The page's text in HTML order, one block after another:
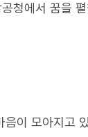
청에서 꿈을
이 모아지고